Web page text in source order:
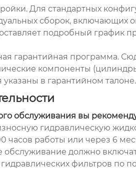
Для стандартных
сборок,
подробный график
гарантийная программа.
компоненты
в гарантийном талоне.
обслуживания вы
гидравлическую
работы или через 6
обслуживание должно
фильтров по